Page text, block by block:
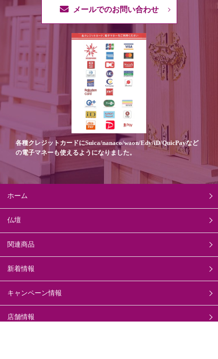
メールでのお問い合わせ
各種クレジットカードにSuica/nanaco/waon/Edy/iD/QuicPayなど
の電子マネーも使えるようになりました。
ホーム
仏壇
関連商品
新着情報
キャンペーン情報
店舗情報